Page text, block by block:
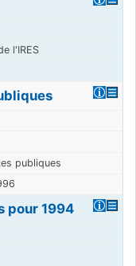
l'IRES
publiques
pour 1994